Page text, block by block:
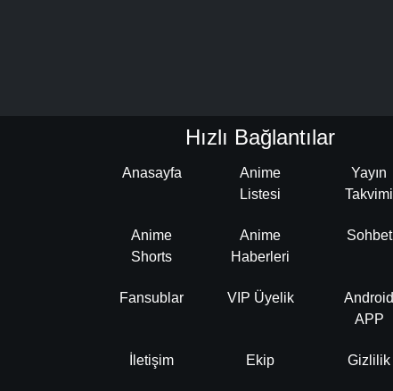
Hızlı Bağlantılar
Anasayfa
Anime
Listesi
Yayın
Takvimi
Anime
Shorts
Anime
Haberleri
Sohbet
Fansublar VIP Üyelik
Android
APP
İletişim Ekip Gizlilik